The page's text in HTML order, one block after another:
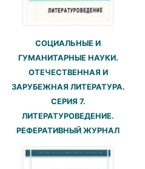
СОЦИАЛЬНЫЕ И
ГУМАНИТАРНЫЕ НАУКИ.
ОТЕЧЕСТВЕННАЯ И
ЗАРУБЕЖНАЯ ЛИТЕРАТУРА.
СЕРИЯ 7.
ЛИТЕРАТУРОВЕДЕНИЕ.
РЕФЕРАТИВНЫЙ ЖУРНАЛ